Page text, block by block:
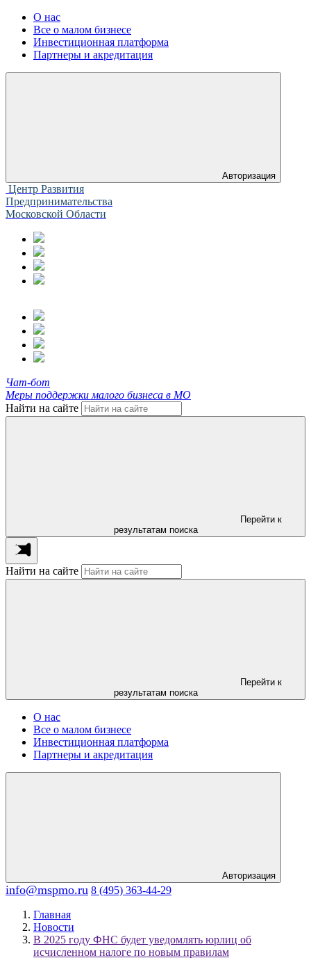
О нас
Все о малом бизнесе
Инвестиционная платформа
Партнеры и акредитация
Авторизация
Центр Развития
Предпринимательства
Московской Области
Чат-бот
Меры поддержки малого бизнеса в МО
Найти на сайте
Перейти к
результатам поиска
Найти на сайте
Перейти к
результатам поиска
О нас
Все о малом бизнесе
Инвестиционная платформа
Партнеры и акредитация
Авторизация
info@mspmo.ru 8 (495) 363-44-29
Главная
Новости
В 2025 году ФНС будет уведомлять юрлиц об
исчисленном налоге по новым правилам